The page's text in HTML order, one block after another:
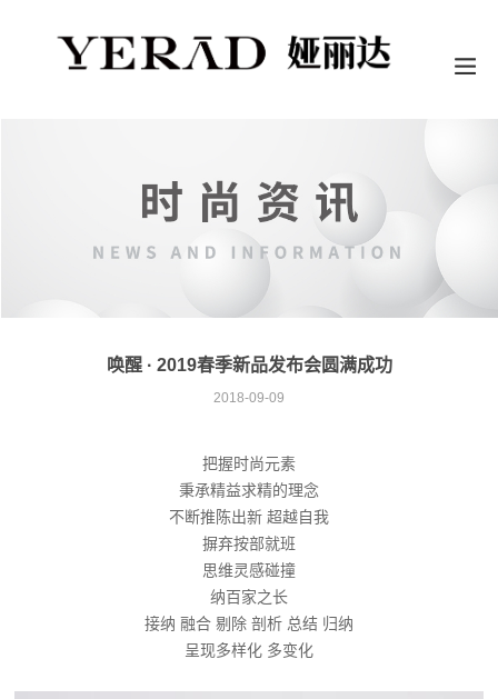
唤醒 · 2019春季新品发布会圆满成功
2018-09-09
把握时尚元素
秉承精益求精的理念
不断推陈出新 超越自我
摒弃按部就班
思维灵感碰撞
纳百家之长
接纳 融合 剔除 剖析 总结 归纳
呈现多样化 多变化